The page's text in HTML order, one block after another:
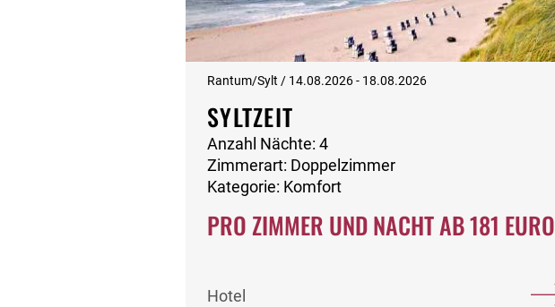
Rantum/Sylt / 14.08.2026 - 18.08.2026
SYLTZEIT
Anzahl Nächte: 4
Zimmerart: Doppelzimmer
Kategorie: Komfort
PRO ZIMMER UND NACHT AB 181 EURO
Hotel